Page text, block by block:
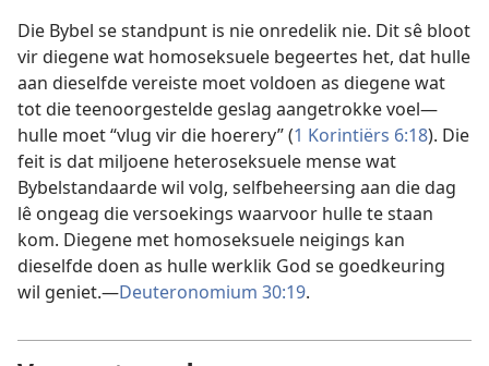
Die Bybel se standpunt is nie onredelik nie. Dit sê bloot
vir diegene wat homoseksuele begeertes het, dat hulle
aan dieselfde vereiste moet voldoen as diegene wat
tot die teenoorgestelde geslag aangetrokke voel—
hulle moet “vlug vir die hoerery” (1 Korintiërs 6:18). Die
feit is dat miljoene heteroseksuele mense wat
Bybelstandaarde wil volg, selfbeheersing aan die dag
lê ongeag die versoekings waarvoor hulle te staan
kom. Diegene met homoseksuele neigings kan
dieselfde doen as hulle werklik God se goedkeuring
wil geniet.—Deuteronomium 30:19.